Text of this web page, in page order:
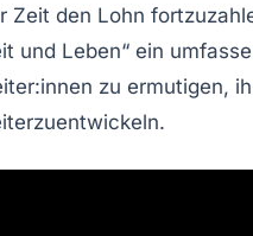
Zeit den Lohn
und Leben“ ein
zu ermutigen,